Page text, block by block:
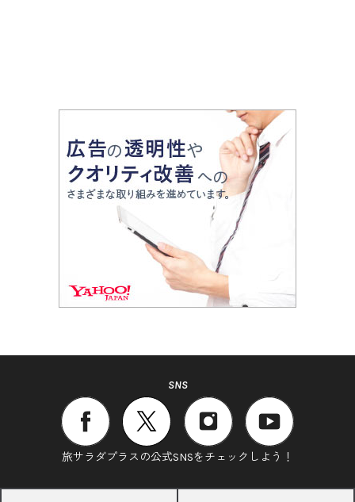
SNS
旅サラダプラスの公式SNSをチェックしよう！